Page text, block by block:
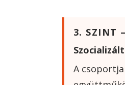
3. SZINT
A